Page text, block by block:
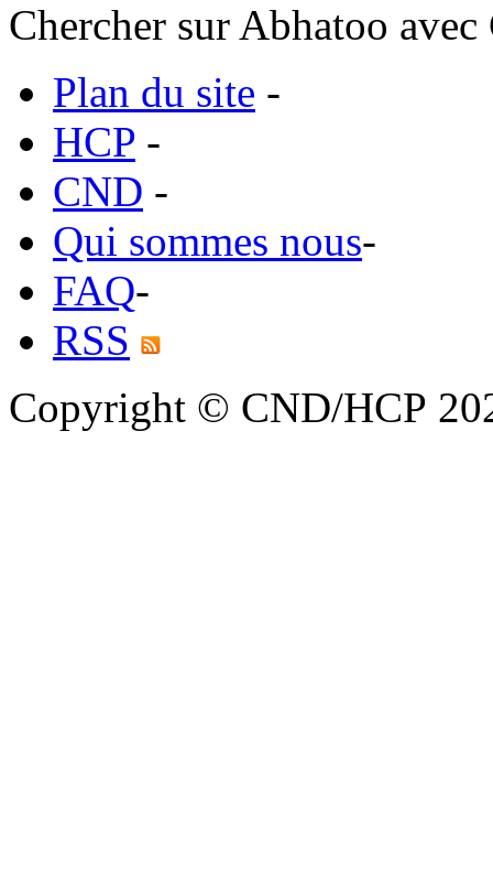
Chercher sur Abhatoo
Plan du site -
HCP -
CND -
Qui sommes nous-
FAQ-
RSS
Copyright © CND/HCP